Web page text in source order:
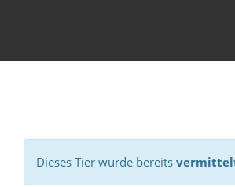
Dieses Tier wurde bereits